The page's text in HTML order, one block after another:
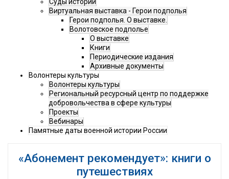
Суды истории
Виртуальная выставка - Герои подполья
Герои подполья. О выставке.
Волотовское подполье
О выставке
Книги
Периодические издания
Архивные документы
Волонтеры культуры
Волонтеры культуры
Региональный ресурсный центр по поддержке
добровольчества в сфере культуры
Проекты
Вебинары
Памятные даты военной истории России
«Абонемент рекомендует»: книги о
путешествиях